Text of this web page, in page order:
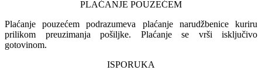
PLAĆANJE POUZEĆEM
Plaćanje pouzećem podrazumeva plaćanje narudžbenice kuriru
prilikom preuzimanja pošiljke. Plaćanje se vrši isključivo
gotovinom.
ISPORUKA